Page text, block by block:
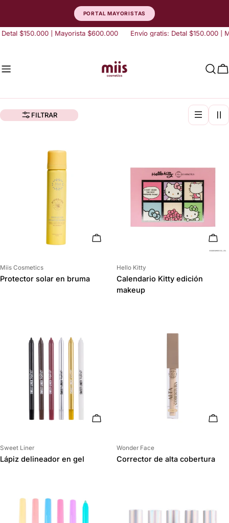
PORTAL MAYORISTAS
$150.000 | Mayorista $600.000 Envío gratis: Detal $150.000 |
FILTRAR
ELIGE OPCIONES
Proveedor:
Miis Cosmetics
Protector solar en bruma
Proveedor:
Hello Kitty
Calendario Kitty edición
makeup
ELIGE OPCIONES
Proveedor:
Sweet Liner
Lápiz delineador en gel
Proveedor:
Wonder Face
Corrector de alta cobertura